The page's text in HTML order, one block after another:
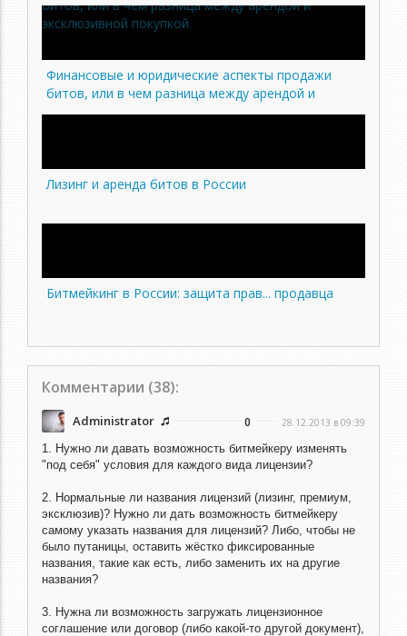
Финансовые и юридические аспекты продажи
битов, или в чем разница между арендой и
эксклюзивной покупкой.
Лизинг и аренда битов в России
Битмейкинг в России: защита прав... продавца
Комментарии (38):
Administrator 0 28.12.2013 в 09:39
1. Нужно ли давать возможность битмейкеру изменять
"под себя" условия для каждого вида лицензии?
2. Нормальные ли названия лицензий (лизинг, премиум,
эксклюзив)? Нужно ли дать возможность битмейкеру
самому указать названия для лицензий? Либо, чтобы не
было путаницы, оставить жёстко фиксированные
названия, такие как есть, либо заменить их на другие
названия?
3. Нужна ли возможность загружать лицензионное
соглашение или договор (либо какой-то другой документ),